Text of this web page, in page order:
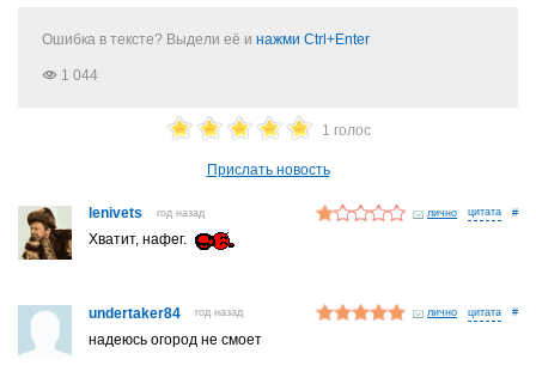
Ошибка в тексте? Выдели её и нажми Ctrl+Enter
1 044
1 голос
Прислать новость
lenivets год назад лично #
Хватит, нафег.
undertaker84 год назад лично #
надеюсь огород не смоет